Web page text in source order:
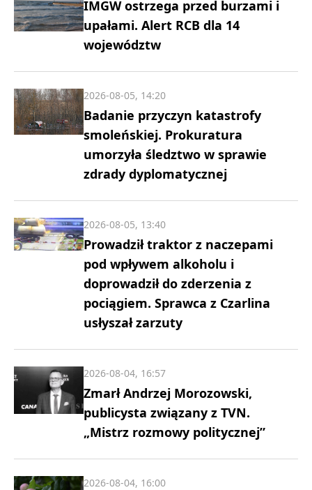
IMGW ostrzega przed burzami i
upałami. Alert RCB dla 14
województw
Badanie przyczyn katastrofy
smoleńskiej. Prokuratura
umorzyła śledztwo w sprawie
zdrady dyplomatycznej
2026-08-05, 14:20
Prowadził traktor z naczepami
pod wpływem alkoholu i
doprowadził do zderzenia z
pociągiem. Sprawca z Czarlina
usłyszał zarzuty
2026-08-05, 13:40
Zmarł Andrzej Morozowski,
publicysta związany z TVN.
„Mistrz rozmowy politycznej”
2026-08-04, 16:57
2026-08-04, 16:00